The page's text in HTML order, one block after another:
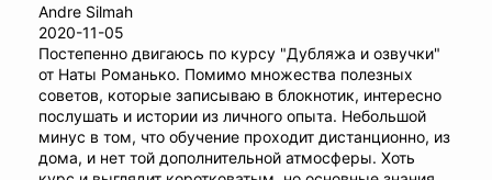
Andre Silmah
2020-11-05
Постепенно двигаюсь по курсу "Дубляжа и озвучки"
от Наты Романько. Помимо множества полезных
советов, которые записываю в блокнотик, интересно
послушать и истории из личного опыта. Небольшой
минус в том, что обучение проходит дистанционно, из
дома, и нет той дополнительной атмосферы. Хоть